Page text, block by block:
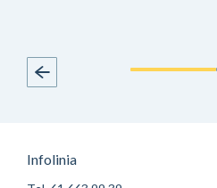
Infolinia